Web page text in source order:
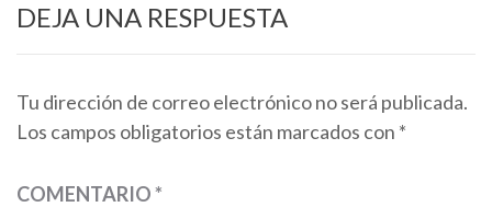
DEJA UNA RESPUESTA
Tu dirección de correo electrónico no será publicada.
Los campos obligatorios están marcados con *
COMENTARIO*